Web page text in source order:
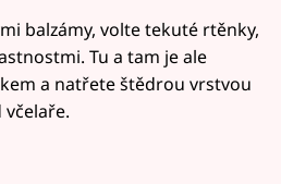
balzámy, volte tekuté rtěnky,
Tu a tam je ale
a natřete štědrou vrstvou